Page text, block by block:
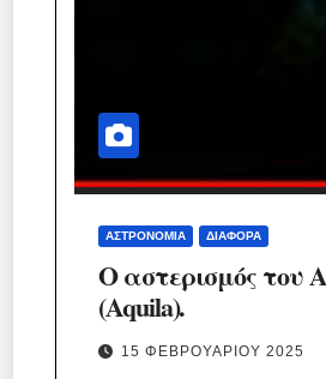
ΑΣΤΡΟΝΟΜΊΑ ΔΙΆΦΟΡΑ
Ο αστερισμός του
(Aquila).
15 ΦΕΒΡΟΥΑΡΊΟΥ 2025